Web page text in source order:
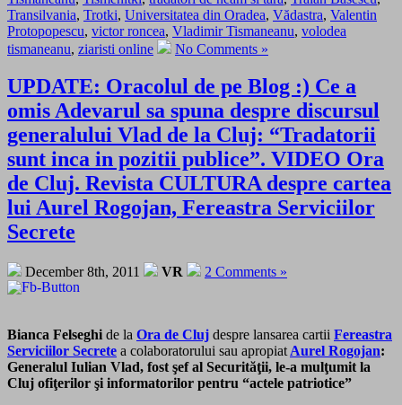
Transilvania, Trotki, Universitatea din Oradea, Vădastra, Valentin
Protopopescu, victor roncea, Vladimir Tismaneanu, volodea
tismaneanu, ziaristi online No Comments »
UPDATE: Oracolul de pe Blog :) Ce a
omis Adevarul sa spuna despre discursul
generalului Vlad de la Cluj: “Tradatorii
sunt inca in pozitii publice”. VIDEO Ora
de Cluj. Revista CULTURA despre cartea
lui Aurel Rogojan, Fereastra Serviciilor
Secrete
December 8th, 2011 VR 2 Comments »
Bianca Felseghi de la Ora de Cluj despre lansarea cartii Fereastra
Serviciilor Secrete a colaboratorului sau apropiat Aurel Rogojan:
Generalul Iulian Vlad, fost şef al Securităţii, le-a mulţumit la
Cluj ofiţerilor şi informatorilor pentru “actele patriotice”